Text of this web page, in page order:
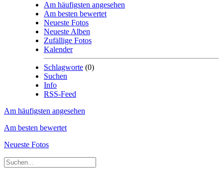
Am häufigsten angesehen
Am besten bewertet
Neueste Fotos
Neueste Alben
Zufällige Fotos
Kalender
Schlagworte (0)
Suchen
Info
RSS-Feed
Am häufigsten angesehen
Am besten bewertet
Neueste Fotos